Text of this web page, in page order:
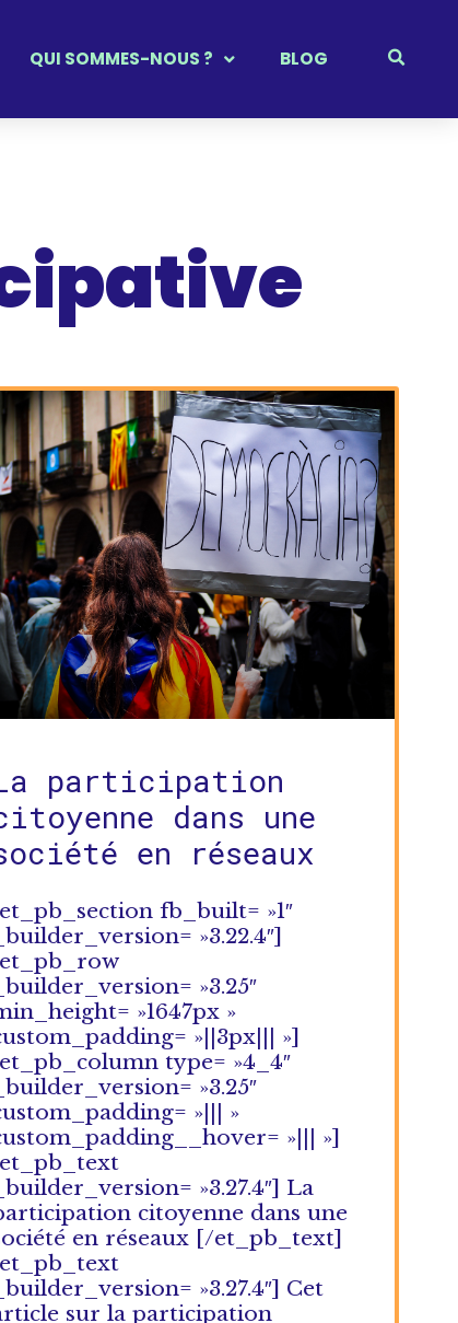
QUI SOMMES-NOUS ? BLOG
participation
dans une
en réseaux
fb_built= »1″
_builder_version= »3.22.4″]
_builder_version= »3.25″
»1647px »
»||3px||| »]
type= »4_4″
_builder_version= »3.25″
»||| »
»||| »]
_builder_version= »3.27.4″] La
citoyenne dans une
en réseaux [/et_pb_text]
_builder_version= »3.27.4″] Cet
sur la participation